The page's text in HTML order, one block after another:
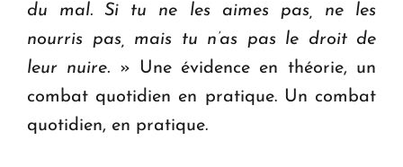
du mal. Si tu ne les aimes pas, ne les
nourris pas, mais tu n’as pas le droit de
leur nuire. » Une évidence en théorie, un
combat quotidien en pratique. Un combat
quotidien, en pratique.